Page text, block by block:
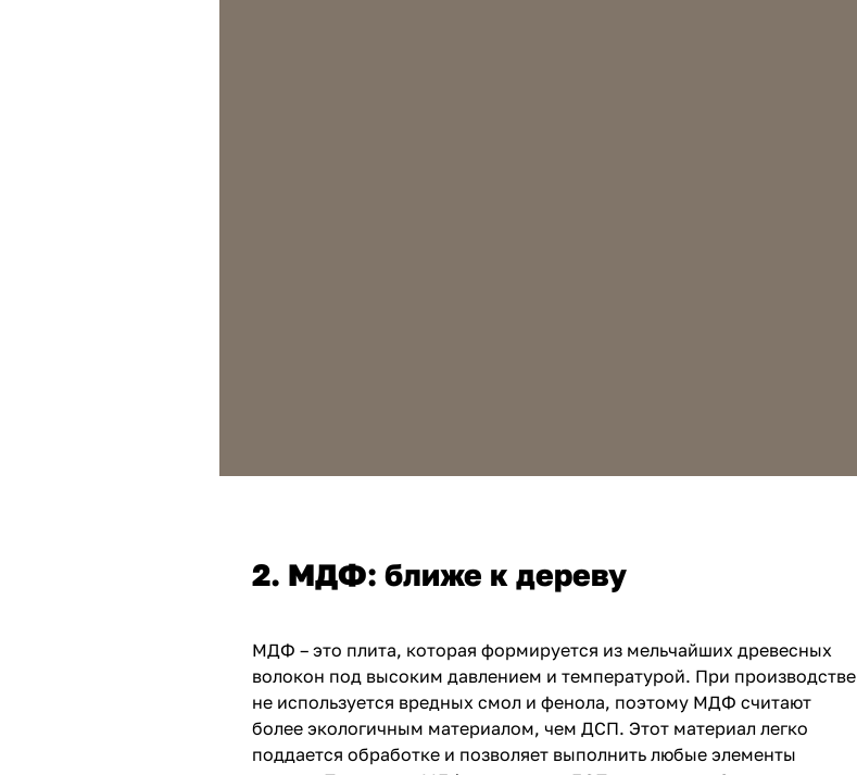
2. МДФ: ближе к дереву
МДФ – это плита, которая формируется из мельчайших древесных
волокон под высоким давлением и температурой. При производстве
не используется вредных смол и фенола, поэтому МДФ считают
более экологичным материалом, чем ДСП. Этот материал легко
поддается обработке и позволяет выполнить любые элементы